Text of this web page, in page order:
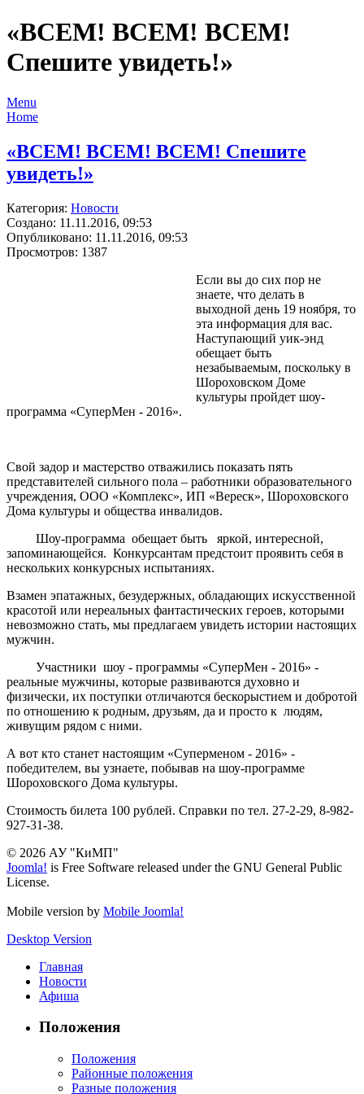
«ВСЕМ! ВСЕМ! ВСЕМ!
Спешите увидеть!»
Menu
Home
«ВСЕМ! ВСЕМ! ВСЕМ! Спешите
увидеть!»
Категория: Новости
Создано: 11.11.2016, 09:53
Опубликовано: 11.11.2016, 09:53
Просмотров: 1387
Если вы до сих пор не
знаете, что делать в
выходной день 19 ноября, то
эта информация для вас.
Наступающий уик-энд
обещает быть
незабываемым, поскольку в
Шороховском Доме
культуры пройдет шоу-
программа «СуперМен - 2016».
Свой задор и мастерство отважились показать пять
представителей сильного пола – работники образовательного
учреждения, ООО «Комплекс», ИП «Вереск», Шороховского
Дома культуры и общества инвалидов.
Шоу-программа обещает быть яркой, интересной,
запоминающейся. Конкурсантам предстоит проявить себя в
нескольких конкурсных испытаниях.
Взамен эпатажных, безудержных, обладающих искусственной
красотой или нереальных фантастических героев, которыми
невозможно стать, мы предлагаем увидеть истории настоящих
мужчин.
Участники шоу - программы «СуперМен - 2016» -
реальные мужчины, которые развиваются духовно и
физически, их поступки отличаются бескорыстием и добротой
по отношению к родным, друзьям, да и просто к людям,
живущим рядом с ними.
А вот кто станет настоящим «Суперменом - 2016» -
победителем, вы узнаете, побывав на шоу-программе
Шороховского Дома культуры.
Стоимость билета 100 рублей. Справки по тел. 27-2-29, 8-982-
927-31-38.
© 2026 АУ "КиМП"
Joomla! is Free Software released under the GNU General Public
License.
Mobile version by Mobile Joomla!
Desktop Version
Главная
Новости
Афиша
Положения
Положения
Районные положения
Разные положения